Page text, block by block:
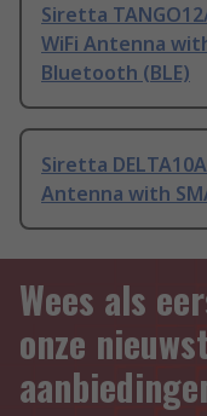
Siretta
WiFi Antenna
Bluetooth (BLE)
Siretta
Antenna with
Wees als
onze